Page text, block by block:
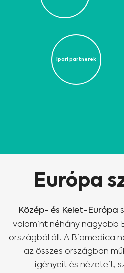
Ipari partnerek
Európa
Közép- és Kelet-Európa
valamint néhány nagyobb
országból áll. A Biomedica
az összes országban
igényeit és nézeteit,